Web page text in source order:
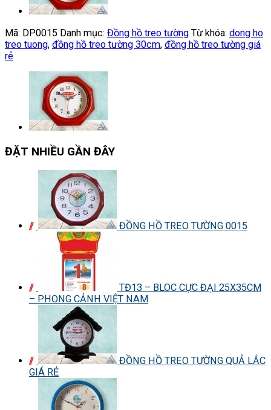
Mã: DP0015 Danh mục: Đồng hồ treo tường Từ khóa: dong ho
treo tuong, đồng hồ treo tường 30cm, đồng hồ treo tường giá
rẻ
ĐẶT NHIỀU GẦN ĐÂY
ĐỒNG HỒ TREO TƯỜNG 0015
TĐ13 – BLOC CỰC ĐẠI 25X35CM
– PHONG CẢNH VIỆT NAM
ĐỒNG HỒ TREO TƯỜNG QUẢ LẮC
GIÁ RẺ